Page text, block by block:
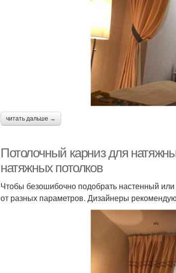
читать дальше →
Потолочный карниз для
натяжных потолков
Чтобы безошибочно подобрать настенный
от разных параметров. Дизайнеры